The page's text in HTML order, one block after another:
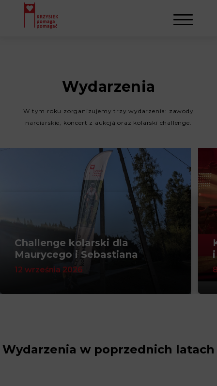
STOWARZYSZENIE
O NAS
NAPISALI O NAS
DZIAŁALNOŚĆ
NASI BENEFICJENCI
KONTAKT
Wydarzenia
W tym roku zorganizujemy trzy wydarzenia: zawody
narciarskie, koncert z aukcją oraz kolarski challenge.
Challenge kolarski dla
Maurycego i Sebastiana
12 września 2026
Wydarzenia w poprzednich latach